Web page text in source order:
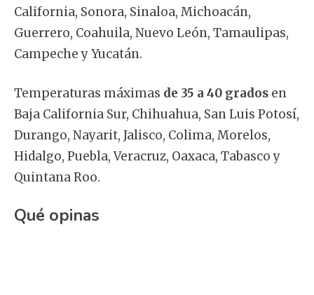
California, Sonora, Sinaloa, Michoacán,
Guerrero, Coahuila, Nuevo León, Tamaulipas,
Campeche y Yucatán.
Temperaturas máximas de 35 a 40 grados en
Baja California Sur, Chihuahua, San Luis Potosí,
Durango, Nayarit, Jalisco, Colima, Morelos,
Hidalgo, Puebla, Veracruz, Oaxaca, Tabasco y
Quintana Roo.
Qué opinas